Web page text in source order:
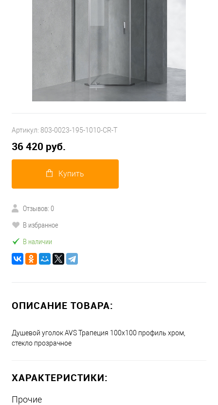
Артикул: 803-0023-195-1010-CR-T
36 420 руб.
Купить
Отзывов: 0
В избранное
В наличии
ОПИСАНИЕ ТОВАРА:
Душевой уголок AVS Трапеция 100х100 профиль хром,
стекло прозрачное
ХАРАКТЕРИСТИКИ:
Прочие